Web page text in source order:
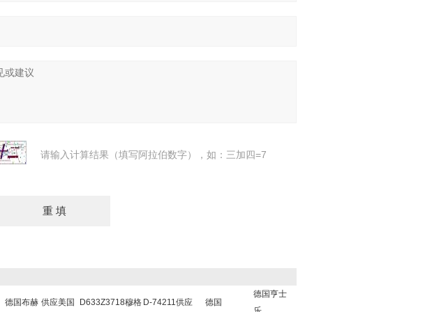
请输入计算结果（填写阿拉伯数字），如：三加四=7
德国布赫 供应美国 D633Z3718穆格 D-74211供应 德国
德国亨士